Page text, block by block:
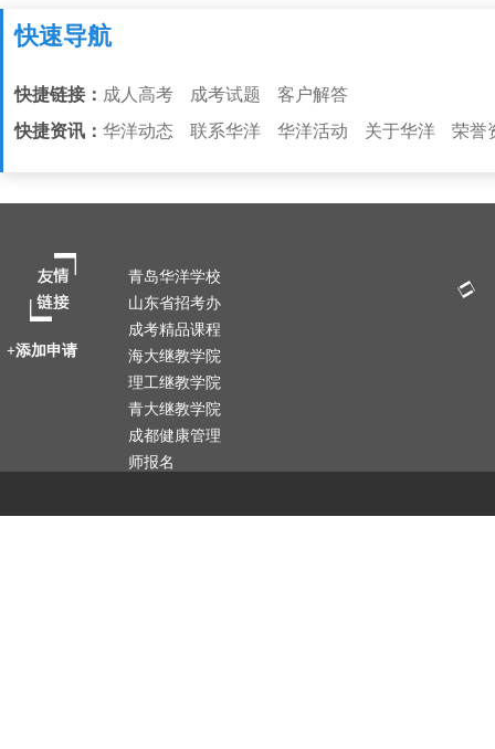
快速导航
快捷链接： 成人高考 成考试题
客户解答
快捷资讯： 华洋动态 联系华洋 华洋活动 关于华洋 荣誉
+添加申请
青岛华洋学校
山东省招考办
成考精品课程
海大继教学院
理工继教学院
青大继教学院
成都健康管理
师报名